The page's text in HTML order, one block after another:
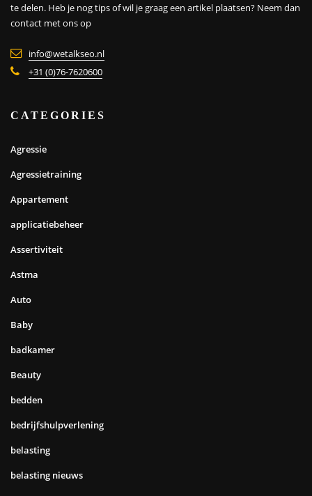
te delen. Heb je nog tips of wil je graag een artikel plaatsen? Neem dan
contact met ons op
info@wetalkseo.nl
+31 (0)76-7620600
CATEGORIES
Agressie
Agressietraining
Appartement
applicatiebeheer
Assertiviteit
Astma
Auto
Baby
badkamer
Beauty
bedden
bedrijfshulpverlening
belasting
belasting nieuws